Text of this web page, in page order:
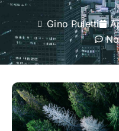
Gino Puletti